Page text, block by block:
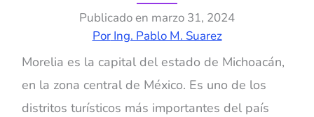
Publicado en marzo 31, 2024
PorIng. Pablo M. Suarez
Morelia es la capital del estado de Michoacán,
en la zona central de México. Es uno de los
distritos turísticos más importantes del país